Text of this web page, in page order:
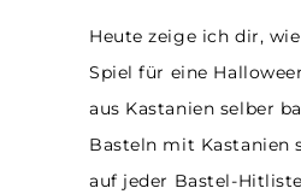
Heute zeige ich dir,
Spiel für eine
aus Kastanien selber
Basteln mit Kastanien
auf jeder Bastel-